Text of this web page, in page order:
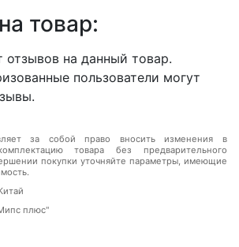
товар:
отзывов на данный товар.
пользователи могут
за собой право вносить изменения в
товара без предварительного
покупки уточняйте параметры, имеющие
плюс"